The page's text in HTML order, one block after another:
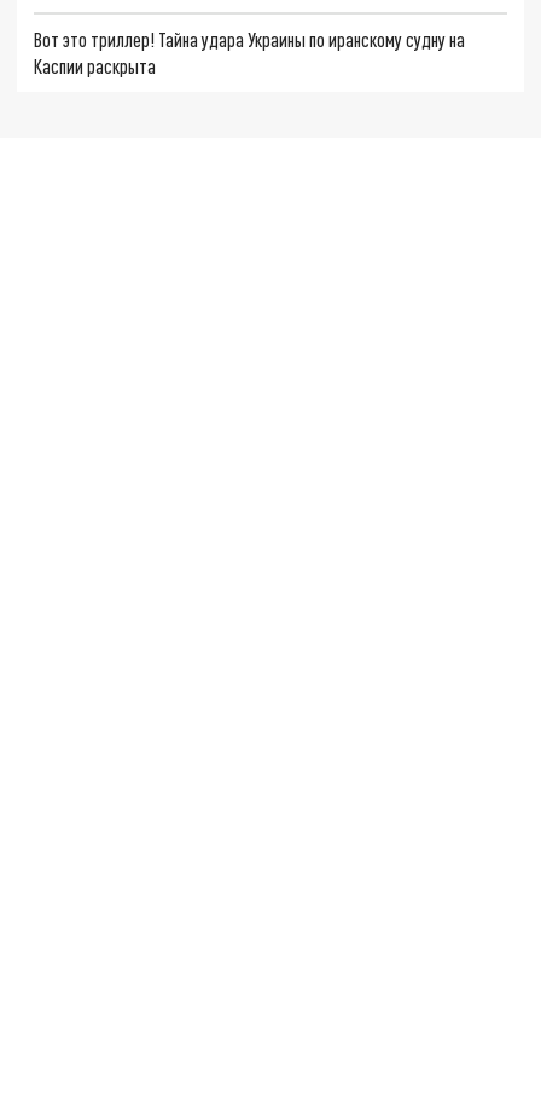
Вот это триллер! Тайна удара Украины по иранскому судну на
Каспии раскрыта